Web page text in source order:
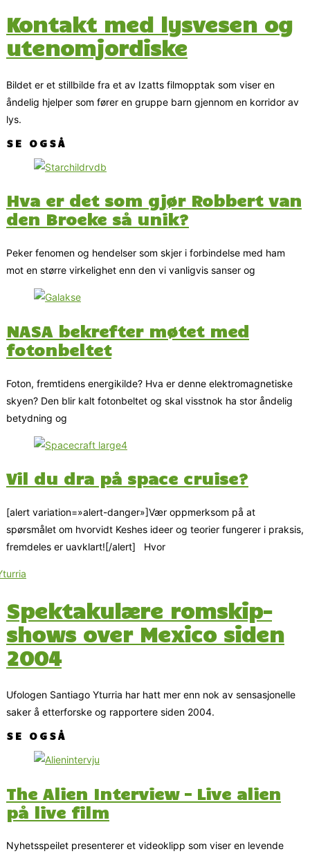
Kontakt med lysvesen og
utenomjordiske
Bildet er et stillbilde fra et av Izatts filmopptak som viser en
åndelig hjelper som fører en gruppe barn gjennom en korridor av
lys.
SE OGSÅ
Hva er det som gjør Robbert van
den Broeke så unik?
Peker fenomen og hendelser som skjer i forbindelse med ham
mot en større virkelighet enn den vi vanligvis sanser og
NASA bekrefter møtet med
fotonbeltet
Foton, fremtidens energikilde? Hva er denne elektromagnetiske
skyen? Den blir kalt fotonbeltet og skal visstnok ha stor åndelig
betydning og
Vil du dra på space cruise?
[alert variation=»alert-danger»]Vær oppmerksom på at
spørsmålet om hvorvidt Keshes ideer og teorier fungerer i praksis,
fremdeles er uavklart![/alert] Hvor
Spektakulære romskip-
shows over Mexico siden
2004
Ufologen Santiago Yturria har hatt mer enn nok av sensasjonelle
saker å etterforske og rapportere siden 2004.
SE OGSÅ
The Alien Interview – Live alien
på live film
Nyhetsspeilet presenterer et videoklipp som viser en levende